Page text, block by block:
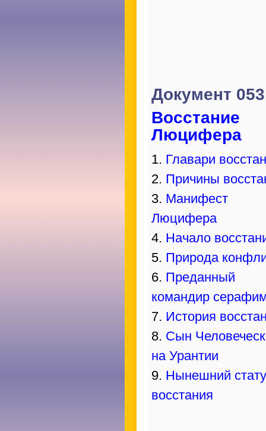
Документ
Восстание
Люцифера
1. Главари
2. Причины
3. Манифест
Люцифера
4. Начало
5. Природа
6. Преданный
командир
7. История
8. Сын
на Урантии
9. Нынешний
восстания